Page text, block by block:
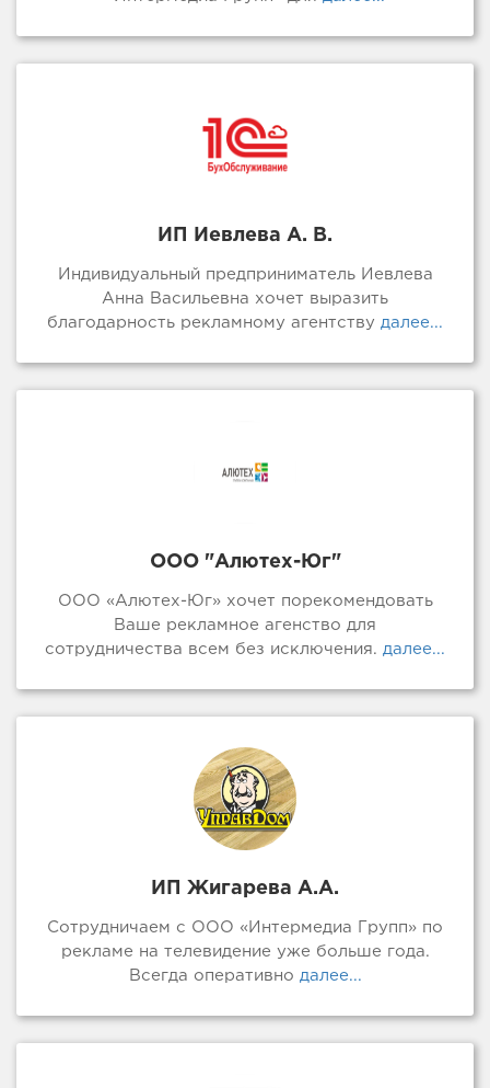
ИП Иевлева А. В.
Индивидуальный предприниматель Иевлева
Анна Васильевна хочет выразить
благодарность рекламному агентству далее...
ООО "Алютех-Юг"
ООО «Алютех-Юг» хочет порекомендовать
Ваше рекламное агенство для
сотрудничества всем без исключения. далее...
ИП Жигарева А.А.
Сотрудничаем с ООО «Интермедиа Групп» по
рекламе на телевидение уже больше года.
Всегда оперативно далее...